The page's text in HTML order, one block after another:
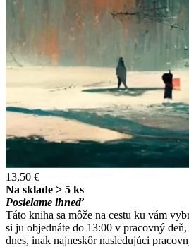
13,50 €
Na sklade > 5 ks
Posielame ihneď
Táto kniha sa môže na cestu ku vám
si ju objednáte do 13:00 v pracovný
dnes, inak najneskôr nasledujúci